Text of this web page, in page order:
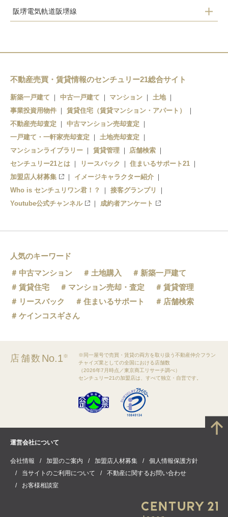
阪堺電気軌道阪堺線
石津
浜寺駅前
不動産売買・賃貸情報のセンチュリー21総合サイト
新築一戸建て 中古一戸建て マンション
土地
事業投資用物件
賃貸住宅（賃貸マンション・アパート）
不動産売却査定
中古マンション売却査定
一戸建て・一軒家売却査定
土地売却査定
マンションライブラリー
賃貸管理
店舗検索
センチュリー21とは
リースバック
住まいるサポート21
加盟店人材募集
イメージキャラクター紹介
Who is センチュリワン君！？
接客グランプリ
Youtube公式チャンネル
成約者アンケート
人気のキーワード
中古マンション
土地購入
新築一戸建て
賃貸住宅
マンション売却・査定
賃貸管理
リースバック
住まいるサポート
店舗検索
ケインコスギさん
店舗数 No.1※
※同一屋号で売買・賃貸の両方を取り扱う不動産仲介フラン
チャイズ業としての全国における店舗数
（2026年7月時点／東京商工リサーチ調べ）
センチュリー21の加盟店は、すべて独立・自営です。
運営会社について
会社情報 加盟のご案内 加盟店人材募集
個人情報保護方針
当サイトのご利用について
不動産に関するお問い合わせ
お客様相談室